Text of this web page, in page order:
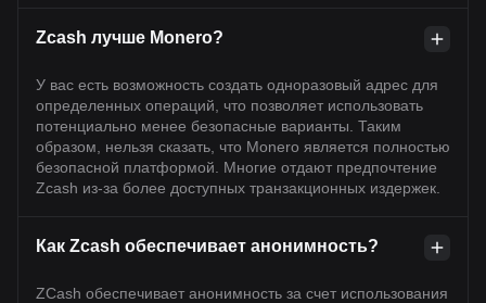
Zcash лучше Monero?
У вас есть возможность создать одноразовый адрес для
определенных операций, что позволяет использовать
потенциально менее безопасные варианты. Таким
образом, нельзя сказать, что Monero является полностью
безопасной платформой. Многие отдают предпочтение
Zcash из-за более доступных транзакционных издержек.
Как Zcash обеспечивает анонимность?
ZCash обеспечивает анонимность за счет использования